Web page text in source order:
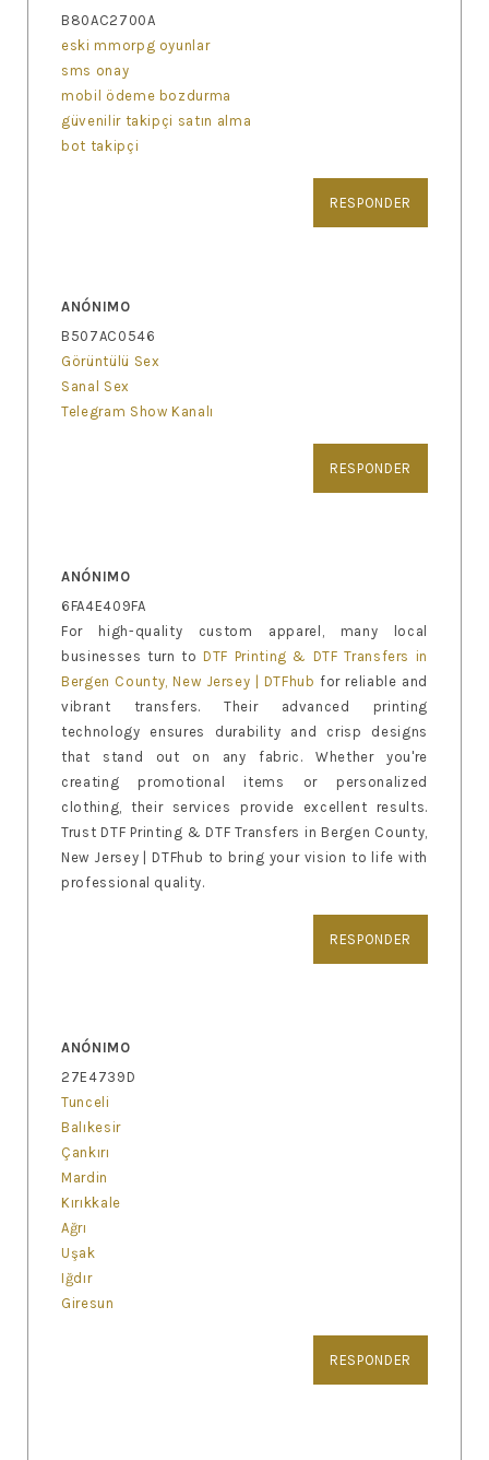
B80AC2700A
eski mmorpg oyunlar
sms onay
mobil ödeme bozdurma
güvenilir takipçi satın alma
bot takipçi
RESPONDER
ANÓNIMO
B507AC0546
Görüntülü Sex
Sanal Sex
Telegram Show Kanalı
RESPONDER
ANÓNIMO
6FA4E409FA
For high-quality custom apparel, many local
businesses turn toDTF Printing & DTF Transfers in
Bergen County, New Jersey | DTFhub for reliable and
vibrant transfers. Their advanced printing
technology ensures durability and crisp designs
that stand out on any fabric. Whether you're
creating promotional items or personalized
clothing, their services provide excellent results.
Trust DTF Printing & DTF Transfers in Bergen County,
New Jersey | DTFhub to bring your vision to life with
professional quality.
RESPONDER
ANÓNIMO
27E4739D
Tunceli
Balıkesir
Çankırı
Mardin
Kırıkkale
Ağrı
Uşak
Iğdır
Giresun
RESPONDER